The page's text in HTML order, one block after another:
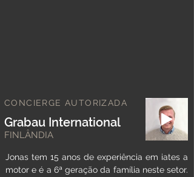
CONCIERGE AUTORIZADA
Grabau International
FINLÂNDIA
Jonas tem 15 anos de experiência em iates a
motor e é a 6ª geração da família neste setor.